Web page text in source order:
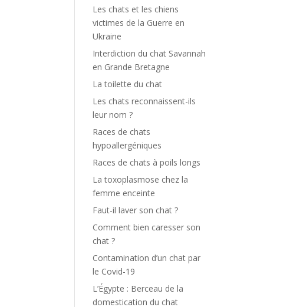
Les chats et les chiens
victimes de la Guerre en
Ukraine
Interdiction du chat Savannah
en Grande Bretagne
La toilette du chat
Les chats reconnaissent-ils
leur nom ?
Races de chats
hypoallergéniques
Races de chats à poils longs
La toxoplasmose chez la
femme enceinte
Faut-il laver son chat ?
Comment bien caresser son
chat ?
Contamination d’un chat par
le Covid-19
L’Égypte : Berceau de la
domestication du chat